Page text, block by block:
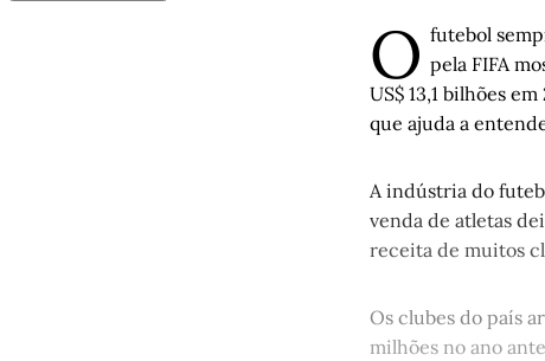
O futebol
pela FIFA
US$ 13,1 bilhões
que ajuda a
A indústria do
venda de atletas
receita de muitos
Os clubes do país
milhões no ano